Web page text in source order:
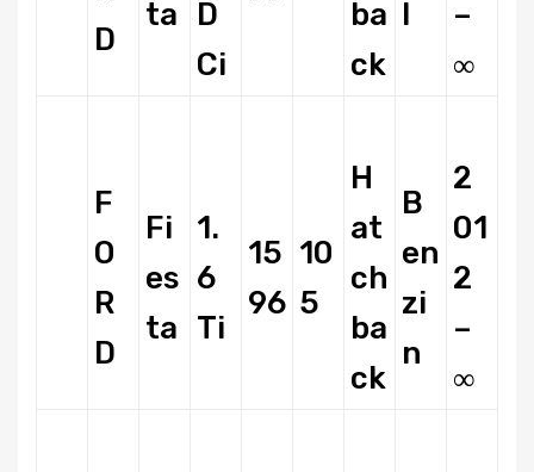
D
ta
D
Ci
ba
ck
l
–
∞
F
O
R
D
Fi
es
ta
1.
6
Ti
15
96
10
5
H
at
ch
ba
ck
B
en
zi
n
2
01
2
–
∞